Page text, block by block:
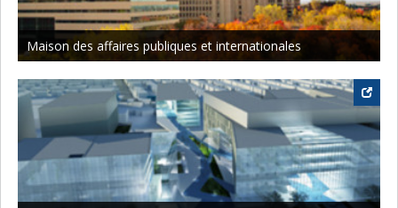
Maison des affaires publiques et internationales